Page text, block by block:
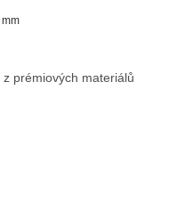
prémiových materiálů